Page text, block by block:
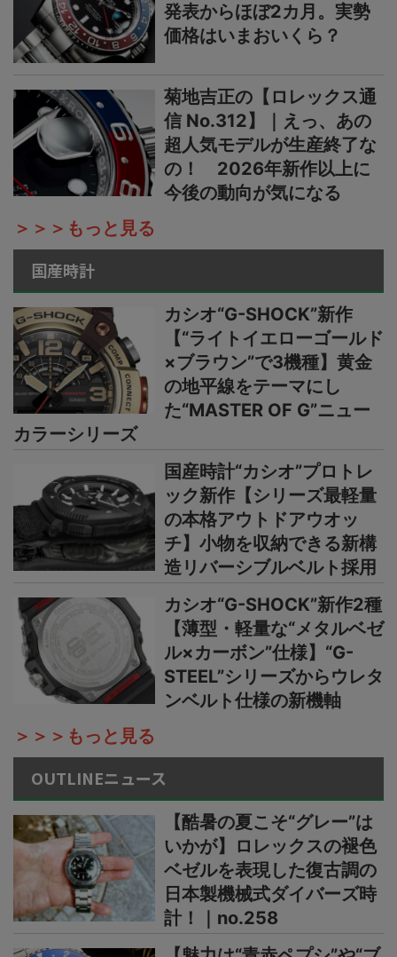
発表からほぼ2カ月。実勢
価格はいまおいくら？
菊地吉正の【ロレックス通
信 No.312】｜えっ、あの
超人気モデルが生産終了な
の！ 2026年新作以上に
今後の動向が気になる
＞＞＞もっと見る
国産時計
カシオ“G-SHOCK”新作
【“ライトイエローゴールド
×ブラウン”で3機種】黄金
の地平線をテーマにし
た“MASTER OF G”ニュー
カラーシリーズ
国産時計“カシオ”プロトレ
ック新作【シリーズ最軽量
の本格アウトドアウオッ
チ】小物を収納できる新構
造リバーシブルベルト採用
カシオ“G-SHOCK”新作2種
【薄型・軽量な“メタルベゼ
ル×カーボン”仕様】“G-
STEEL”シリーズからウレタ
ンベルト仕様の新機軸
＞＞＞もっと見る
OUTLINEニュース
【酷暑の夏こそ“グレー”は
いかが】ロレックスの褪色
ベゼルを表現した復古調の
日本製機械式ダイバーズ時
計！｜no.258